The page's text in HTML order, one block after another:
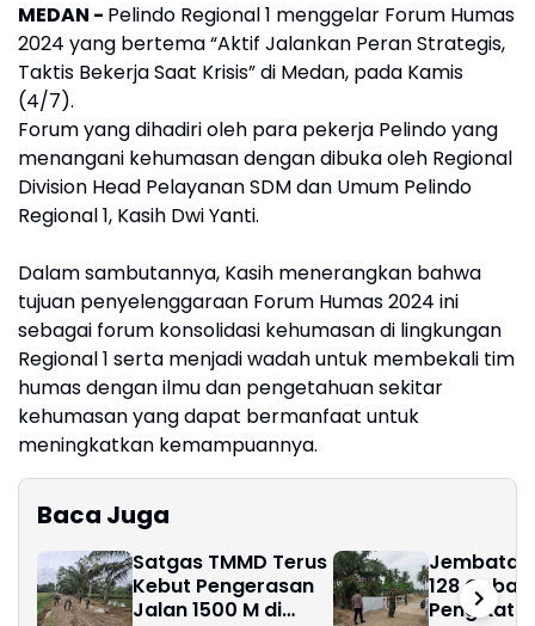
MEDAN - Pelindo Regional 1 menggelar Forum Humas
2024 yang bertema “Aktif Jalankan Peran Strategis,
Taktis Bekerja Saat Krisis” di Medan, pada Kamis
(4/7).
Forum yang dihadiri oleh para pekerja Pelindo yang
menangani kehumasan dengan dibuka oleh Regional
Division Head Pelayanan SDM dan Umum Pelindo
Regional 1, Kasih Dwi Yanti.
Dalam sambutannya, Kasih menerangkan bahwa
tujuan penyelenggaraan Forum Humas 2024 ini
sebagai forum konsolidasi kehumasan di lingkungan
Regional 1 serta menjadi wadah untuk membekali tim
humas dengan ilmu dan pengetahuan sekitar
kehumasan yang dapat bermanfaat untuk
meningkatkan kemampuannya.
Baca Juga
Satgas TMMD Terus
Kebut Pengerasan
Jalan 1500 M di
Jembatan
128
Pengikat